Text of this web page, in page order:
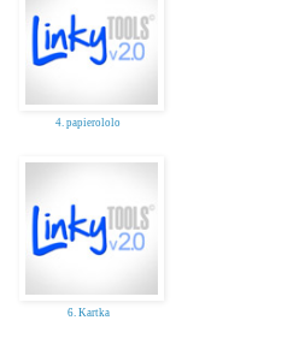
4. papierololo
6. Kartka